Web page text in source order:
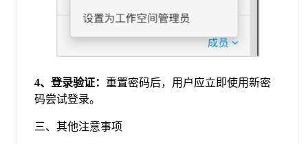
4、登录验证： 重置密码后，用户应立即使用新密
码尝试登录。
三、其他注意事项